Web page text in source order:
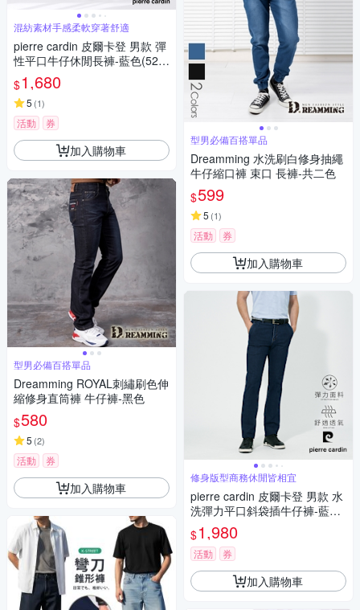
混紡素材手感柔軟穿著舒適
pierre cardin 皮爾卡登 男款 彈
性平口牛仔休閒長褲-藍色(524
7879-37)
$1,680
5 (1)
活動 券
加入購物車
型男必備百搭單品
Dreamming ROYAL刺繡刷色伸
縮修身直筒褲 牛仔褲-黑色
$580
5 (2)
活動 券
加入購物車
型男必備百搭單品
Dreamming 水洗刷白修身抽繩
牛仔縮口褲 束口 長褲-共二色
$599
5 (1)
活動 券
加入購物車
修身版型商務休閒皆相宜
pierre cardin 皮爾卡登 男款 水
洗彈力平口斜袋插牛仔褲-藍色
(5257878-39)
$1,980
活動 券
加入購物車